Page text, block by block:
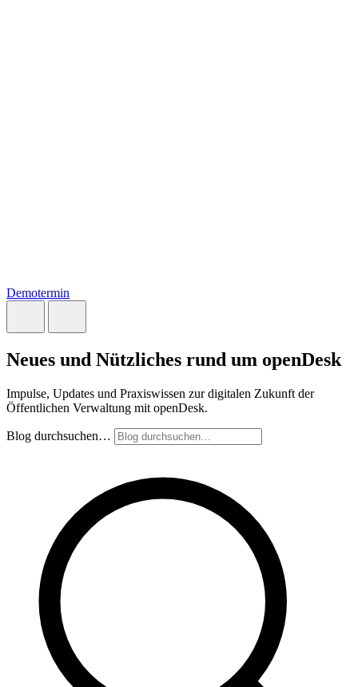
Demotermin
Neues und Nützliches rund um openDesk
Impulse, Updates und Praxiswissen zur digitalen Zukunft der
Öffentlichen Verwaltung mit openDesk.
Blog durchsuchen…